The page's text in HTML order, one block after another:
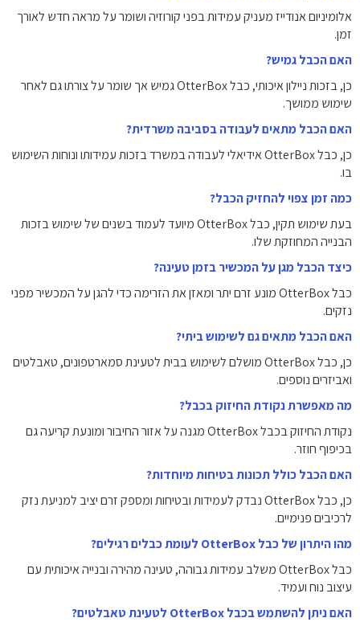
אלומיניום אנודייז מעניק עמידות בפני קורוזיה ושומר על מראה חדש לאורך
זמן.
האם הכבל גמיש?
כן, בזכות ניילון איכותי, כבל OtterBox גמיש אך שומר על צורתו גם לאחר
שימוש ממושך.
האם הכבל מתאים לעבודה בסביבה משרדית?
כן, כבל OtterBox אידיאלי לעבודה במשרד בזכות עמידותו ונוחות השימוש
בו.
כמה זמן צפוי להחזיק הכבל?
בעת שימוש תקין, כבל OtterBox מיועד לעמוד בשנים של שימוש בזכות
הבנייה המחוזקת שלו.
כיצד הכבל מגן על המכשיר בזמן טעינה?
כבל OtterBox מונע זרם יתר ומאזן את הזרימה כדי להגן על המכשיר מפני
נזקים.
האם הכבל מתאים גם לשימוש ביתי?
כן, כבל OtterBox מושלם לשימוש בבית לטעינת סמארטפונים, טאבלטים
ואביזרים נוספים.
מה מאפשרת נקודת החיזוק בכבל?
נקודת החיזוק בכבל OtterBox מגנה על אזור החיבור ומונעת קריעה גם
בכיפוף חוזר.
האם הכבל כולל תכונות בטיחות מיוחדות?
כן, כבל OtterBox נבדק לעמידות ובטיחות ומספק זרם יציב למניעת נזק
לרכיבים פנימיים.
מהו היתרון של כבל OtterBox לעומת כבלים רגילים?
כבל OtterBox משלב עמידות גבוהה, טעינה מהירה ובנייה איכותית עם
עיצוב נוח ועמיד.
האם ניתן להשתמש בכבל OtterBox לטעינת טאבלטים?